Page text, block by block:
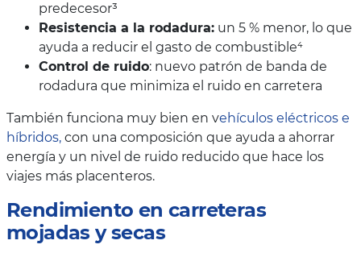
predecesor³
Resistencia a la rodadura: un 5 % menor, lo que
ayuda a reducir el gasto de combustible⁴
Control de ruido: nuevo patrón de banda de
rodadura que minimiza el ruido en carretera
También funciona muy bien en vehículos eléctricos e
híbridos, con una composición que ayuda a ahorrar
energía y un nivel de ruido reducido que hace los
viajes más placenteros.
Rendimiento en carreteras
mojadas y secas